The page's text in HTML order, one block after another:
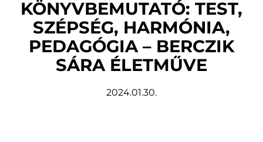
KÖNYVBEMUTATÓ: TEST,
SZÉPSÉG, HARMÓNIA,
PEDAGÓGIA – BERCZIK
SÁRA ÉLETMŰVE
2024.01.30.